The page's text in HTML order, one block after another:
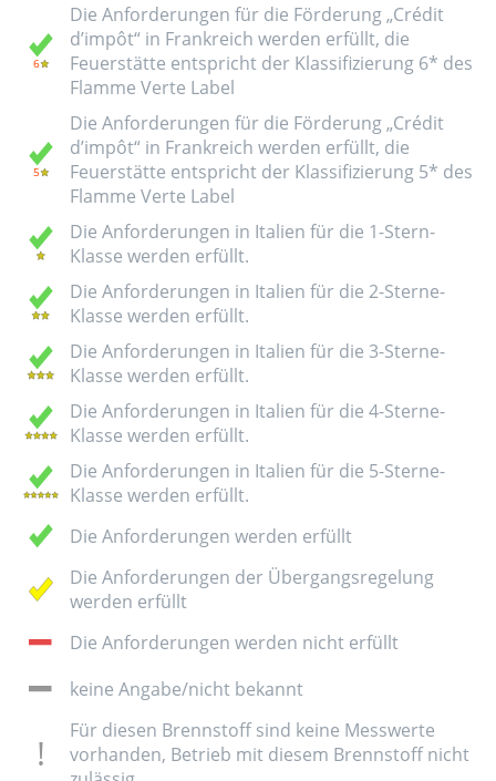
Die Anforderungen für die Förderung „Crédit
d’impôt“ in Frankreich werden erfüllt, die
Feuerstätte entspricht der Klassifizierung 6* des
Flamme Verte Label
Die Anforderungen für die Förderung „Crédit
d’impôt“ in Frankreich werden erfüllt, die
Feuerstätte entspricht der Klassifizierung 5* des
Flamme Verte Label
Die Anforderungen in Italien für die 1-Stern-
Klasse werden erfüllt.
Die Anforderungen in Italien für die 2-Sterne-
Klasse werden erfüllt.
Die Anforderungen in Italien für die 3-Sterne-
Klasse werden erfüllt.
Die Anforderungen in Italien für die 4-Sterne-
Klasse werden erfüllt.
Die Anforderungen in Italien für die 5-Sterne-
Klasse werden erfüllt.
Die Anforderungen werden erfüllt
Die Anforderungen der Übergangsregelung
werden erfüllt
Die Anforderungen werden nicht erfüllt
keine Angabe/nicht bekannt
Für diesen Brennstoff sind keine Messwerte
vorhanden, Betrieb mit diesem Brennstoff nicht